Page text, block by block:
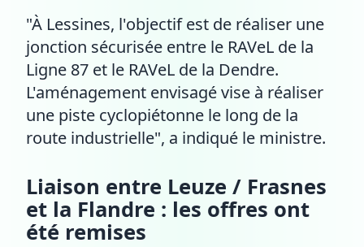
"À Lessines, l'objectif est de réaliser une
jonction sécurisée entre le RAVeL de la
Ligne 87 et le RAVeL de la Dendre.
L'aménagement envisagé vise à réaliser
une piste cyclopiétonne le long de la
route industrielle", a indiqué le ministre.
Liaison entre Leuze / Frasnes
et la Flandre : les offres ont
été remises